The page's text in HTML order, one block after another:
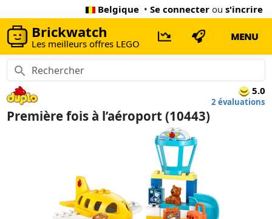
Belgique • Se connecter ou s'incrire
Brickwatch
Les meilleurs offres LEGO
MENU
5.0
2 évaluations
Première fois à l’aéroport (10443)